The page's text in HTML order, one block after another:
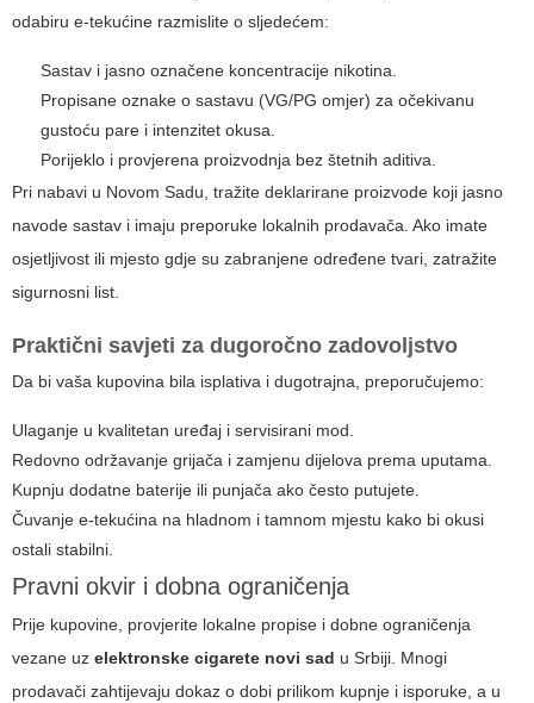
odabiru e-tekućine razmislite o sljedećem:
Sastav i jasno označene koncentracije nikotina.
Propisane oznake o sastavu (VG/PG omjer) za očekivanu
gustoću pare i intenzitet okusa.
Porijeklo i provjerena proizvodnja bez štetnih aditiva.
Pri nabavi u Novom Sadu, tražite deklarirane proizvode koji jasno
navode sastav i imaju preporuke lokalnih prodavača. Ako imate
osjetljivost ili mjesto gdje su zabranjene određene tvari, zatražite
sigurnosni list.
Praktični savjeti za dugoročno zadovoljstvo
Da bi vaša kupovina bila isplativa i dugotrajna, preporučujemo:
Ulaganje u kvalitetan uređaj i servisirani mod.
Redovno održavanje grijača i zamjenu dijelova prema uputama.
Kupnju dodatne baterije ili punjača ako često putujete.
Čuvanje e-tekućina na hladnom i tamnom mjestu kako bi okusi
ostali stabilni.
Pravni okvir i dobna ograničenja
Prije kupovine, provjerite lokalne propise i dobne ograničenja
vezane uz elektronske cigarete novi sad u Srbiji. Mnogi
prodavači zahtijevaju dokaz o dobi prilikom kupnje i isporuke, a u